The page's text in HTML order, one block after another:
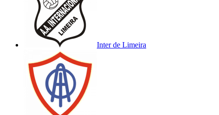
Inter de Limeira